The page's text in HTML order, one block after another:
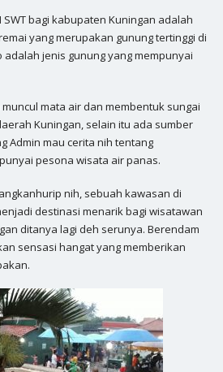
SWT bagi kabupaten Kuningan adalah
yang merupakan gunung tertinggi di
adalah jenis gunung yang mempunyai
mata air dan membentuk sungai
Kuningan, selain itu ada sumber
Admin mau cerita nih tentang
pesona wisata air panas.
nih, sebuah kawasan di
destinasi menarik bagi wisatawan
ditanya lagi deh serunya. Berendam
sensasi hangat yang memberikan